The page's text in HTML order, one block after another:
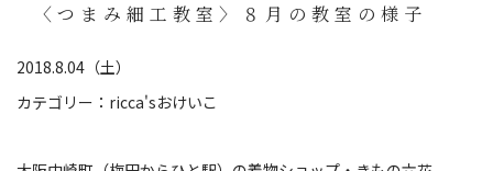
〈つまみ細工教室〉８月の教室の様子
2018.8.04（土）
カテゴリー： ricca'sおけいこ